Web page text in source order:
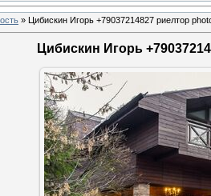
» Цибискин Игорь +79037214827 риелтор
Цибискин Игорь